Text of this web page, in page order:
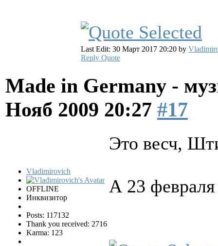
Last Edit: 30 Март 2017 20:20 by
Reply Quote
Made in Germany -
Нояб 2009 20:27 #17
Vladimirovich
OFFLINE
Инквизитор
Posts: 117132
Thank you received: 2716
Karma: 123
Это весч,
А 23